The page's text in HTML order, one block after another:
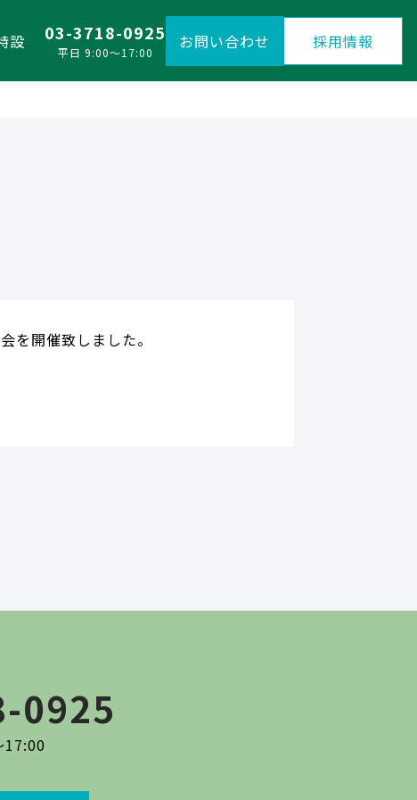
設 03-3718-0925
平日 9:00〜17:00
お問い合わせ 採用情報
を開催致しました。
0925
17:00